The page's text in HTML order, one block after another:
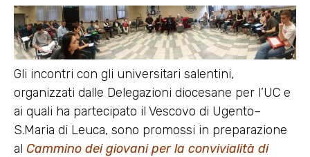
Gli incontri con gli universitari salentini,
organizzati dalle Delegazioni diocesane per l’UC e
ai quali ha partecipato il Vescovo di Ugento–
S.Maria di Leuca, sono promossi in preparazione
al Cammino dei giovani per la convivialità di